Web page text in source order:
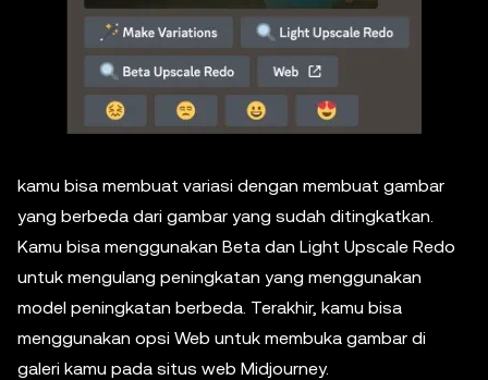
kamu bisa membuat variasi dengan membuat gambar
yang berbeda dari gambar yang sudah ditingkatkan.
Kamu bisa menggunakan Beta dan Light Upscale Redo
untuk mengulang peningkatan yang menggunakan
model peningkatan berbeda. Terakhir, kamu bisa
menggunakan opsi Web untuk membuka gambar di
galeri kamu pada situs web Midjourney.